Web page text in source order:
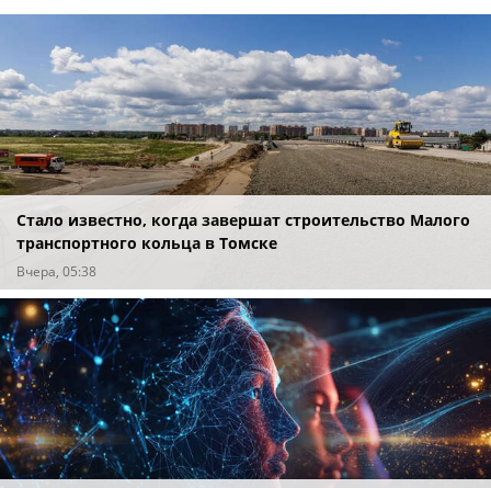
Стало известно, когда завершат строительство Малого
транспортного кольца в Томске
Вчера, 05:38